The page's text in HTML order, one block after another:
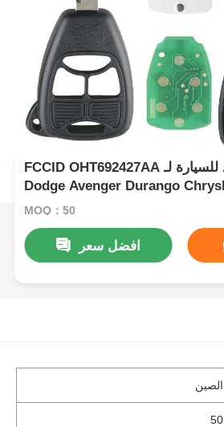
FCCID OHT692427AA جهاز التحكم عن بعد للسيارة لـ
Dodge Avenger Durango
MOQ：50
افضل سعر
الصين
50